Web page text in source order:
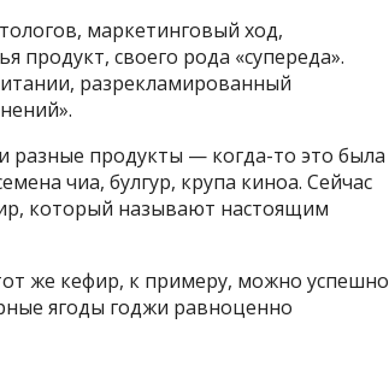
маркетинговый ход,
своего рода «супереда».
разрекламированный
продукты — когда-то это была
чиа, булгур, крупа киноа. Сейчас
который называют настоящим
же кефир, к примеру, можно успешно
ягоды годжи равноценно